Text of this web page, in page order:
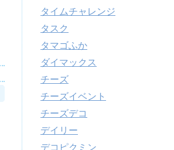
タイムチャレンジ
タスク
タマゴふか
ダイマックス
チーズ
チーズイベント
チーズデコ
デイリー
デコピクミン